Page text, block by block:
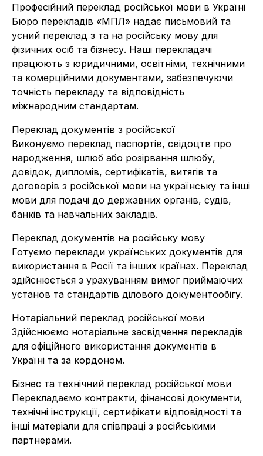
Професійний переклад російської мови в Україні
Бюро перекладів «МПЛ» надає письмовий та
усний переклад з та на російську мову для
фізичних осіб та бізнесу. Наші перекладачі
працюють з юридичними, освітніми, технічними
та комерційними документами, забезпечуючи
точність перекладу та відповідність
міжнародним стандартам.
Переклад документів з російської
Виконуємо переклад паспортів, свідоцтв про
народження, шлюб або розірвання шлюбу,
довідок, дипломів, сертифікатів, витягів та
договорів з російської мови на українську та інші
мови для подачі до державних органів, судів,
банків та навчальних закладів.
Переклад документів на російську мову
Готуємо переклади українських документів для
використання в Росії та інших країнах. Переклад
здійснюється з урахуванням вимог приймаючих
установ та стандартів ділового документообігу.
Нотаріальний переклад російської мови
Здійснюємо нотаріальне засвідчення перекладів
для офіційного використання документів в
Україні та за кордоном.
Бізнес та технічний переклад російської мови
Перекладаємо контракти, фінансові документи,
технічні інструкції, сертифікати відповідності та
інші матеріали для співпраці з російськими
партнерами.